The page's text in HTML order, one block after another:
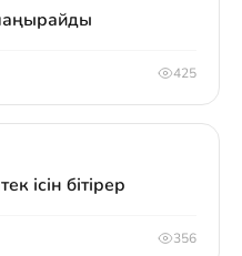
425
ісін бітірер
356